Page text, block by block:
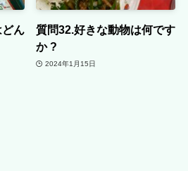
ん
質問32.好きな動物は何です
か ?
2024年1月15日